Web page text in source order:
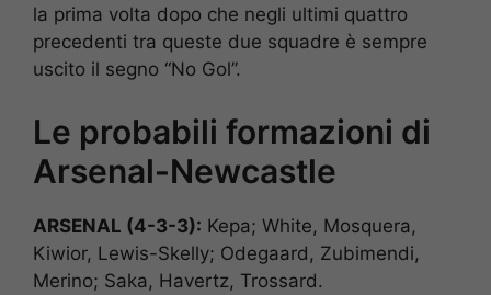
la prima volta dopo che negli ultimi quattro
precedenti tra queste due squadre è sempre
uscito il segno “No Gol”.
Le probabili formazioni di
Arsenal-Newcastle
ARSENAL (4-3-3): Kepa; White, Mosquera,
Kiwior, Lewis-Skelly; Odegaard, Zubimendi,
Merino; Saka, Havertz, Trossard.